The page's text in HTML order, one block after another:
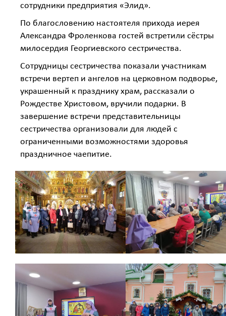
сотрудники предприятия «Элид».
По благословению настоятеля прихода иерея
Александра Фроленкова гостей встретили сёстры
милосердия Георгиевского сестричества.
Сотрудницы сестричества показали участникам
встречи вертеп и ангелов на церковном подворье,
украшенный к празднику храм, рассказали о
Рождестве Христовом, вручили подарки. В
завершение встречи представительницы
сестричества организовали для людей с
ограниченными возможностями здоровья
праздничное чаепитие.